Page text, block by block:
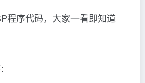
程序代码，大家一看即知道